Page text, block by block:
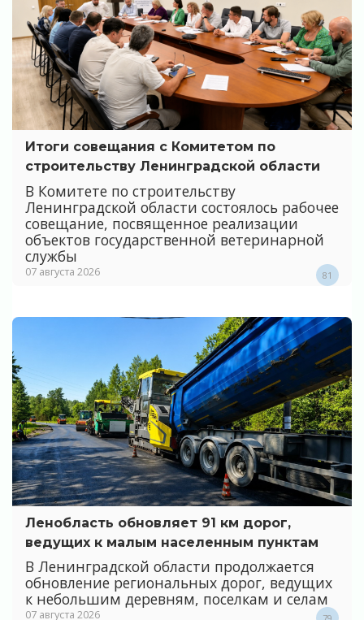
Итоги совещания с Комитетом по
строительству Ленинградской области
В Комитете по строительству
Ленинградской области состоялось рабочее
совещание, посвященное реализации
объектов государственной ветеринарной
службы
07 августа 2026 81
Ленобласть обновляет 91 км дорог,
ведущих к малым населенным пунктам
В Ленинградской области продолжается
обновление региональных дорог, ведущих
к небольшим деревням, поселкам и селам
07 августа 2026